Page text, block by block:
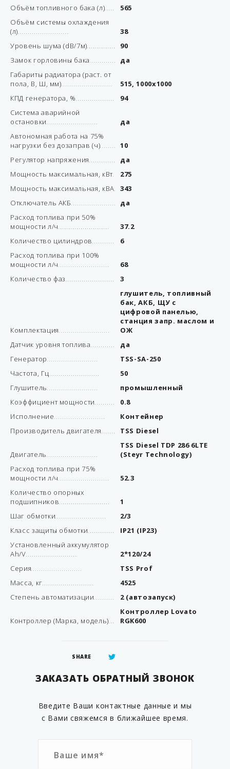
Объём топливного бака (л)
565
Объём системы охлаждения
(л)
38
Уровень шума (dB/7м)
90
Замок горловины бака
да
Габариты радиатора (раст. от
пола, В, Ш, мм)
515, 1000х1000
КПД генератора, %
94
Система аварийной
остановки
да
Автономная работа на 75%
нагрузки без дозаправ (ч)
10
Регулятор напряжения
да
Мощность максимальная, кВт
275
Мощность максимальная, кВА
343
Отключатель АКБ
да
Расход топлива при 50%
мощности л/ч
37.2
Количество цилиндров
6
Расход топлива при 100%
мощности л/ч
68
Количество фаз
3
Комплектация
глушитель, топливный
бак, АКБ, ЩУ с
цифровой панелью,
станция запр. маслом и
ОЖ
Датчик уровня топлива
да
Генератор
TSS-SA-250
Частота, Гц
50
Глушитель
промышленный
Коэффициент мощности
0.8
Исполнение
Контейнер
Производитель двигателя
TSS Diesel
Двигатель
TSS Diesel TDP 286 6LTE
(Steyr Technology)
Расход топлива при 75%
мощности л/ч
52.3
Количество опорных
подшипников
1
Шаг обмотки
2/3
Класс защиты обмотки
IP21 (IP23)
Установленный аккумулятор
Ah/V
2*120/24
Серия
TSS Prof
Масса, кг
4525
Степень автоматизации
2 (автозапуск)
Контроллер (Марка, модель)
Контроллер Lovato
RGK600
SHARE
ЗАКАЗАТЬ ОБРАТНЫЙ ЗВОНОК
Введите Ваши контактные данные и мы
с Вами свяжемся в ближайшее время.